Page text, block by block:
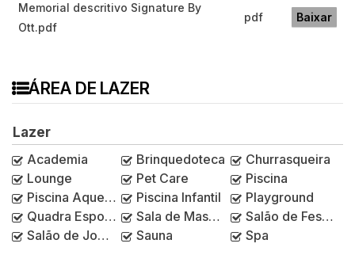
Memorial descritivo Signature By
Ott.pdf
pdf Baixar
ÁREA DE LAZER
Lazer
Academia
Brinquedoteca
Churrasqueira
Lounge
Pet Care
Piscina
Piscina Aquecida
Piscina Infantil
Playground
Quadra Esportiva
Sala de Massagem
Salão de Festas
Salão de Jogos
Sauna
Spa